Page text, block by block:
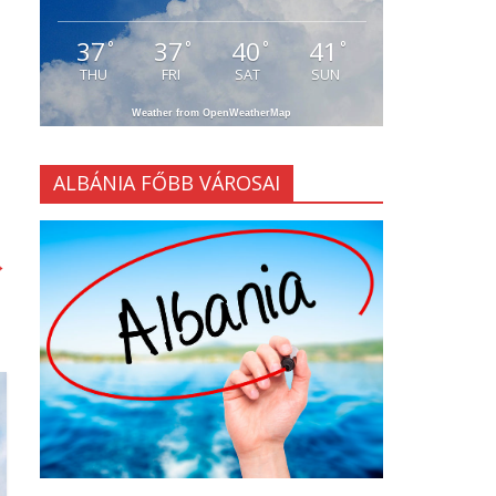
37°
THU
37 °
FRI
40°
SAT
41 °
SUN
Weather from OpenWeatherMap
ALBÁNIA FŐBB VÁROSAI